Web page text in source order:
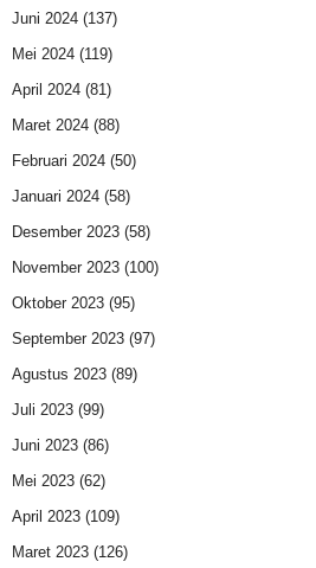
Juni 2024 (137)
Mei 2024 (119)
April 2024 (81)
Maret 2024 (88)
Februari 2024 (50)
Januari 2024 (58)
Desember 2023 (58)
November 2023 (100)
Oktober 2023 (95)
September 2023 (97)
Agustus 2023 (89)
Juli 2023 (99)
Juni 2023 (86)
Mei 2023 (62)
April 2023 (109)
Maret 2023 (126)